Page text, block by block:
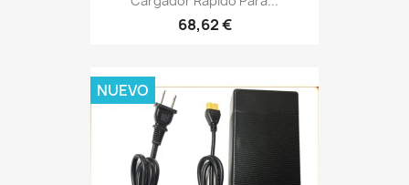
68,62 €
NUEVO